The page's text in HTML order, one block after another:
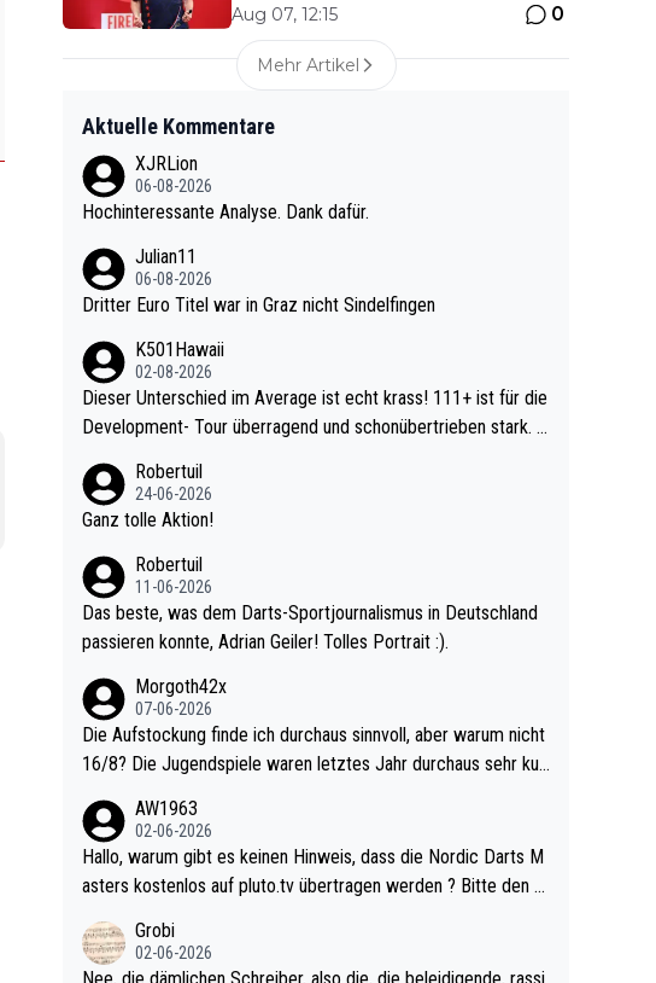
Aug 07, 12:15 0
Mehr Artikel
Aktuelle Kommentare
XJRLion
06-08-2026
Hochinteressante Analyse. Dank dafür.
Julian11
06-08-2026
Dritter Euro Titel war in Graz nicht Sindelfingen
K501Hawaii
02-08-2026
Dieser Unterschied im Average ist echt krass! 111+ ist für die
Development- Tour überragend und schonübertrieben stark. U
e mal 40+ erst recht. Da gewinnst keinen Blumentopf - ist ja n
och krasser wie ein Pokalspiel eines Kreisligisten vs einem Bu
Robertuil
24-06-2026
Ganz tolle Aktion!
Robertuil
11-06-2026
Das beste, was dem Darts-Sportjournalismus in Deutschland
passieren konnte, Adrian Geiler! Tolles Portrait :).
Morgoth42x
07-06-2026
Die Aufstockung finde ich durchaus sinnvoll, aber warum nicht
16/8? Die Jugendspiele waren letztes Jahr durchaus sehr kur
l. Allerdings ist Mitchell Lawrie als Nummer 1 der Welt eh quali
fiziert. Somit ändert die automatische Qualifikation des Weltm
eisters erstmal nichts. Ich denke sie wollen damit für nächste
d wohl wenig WDF Turniere spielen. Dies war bei Archie Self l
etztes Jahr der Fall. Er musste als amtierender Weltmeister d
AW1963
02-06-2026
Hallo, warum gibt es keinen Hinweis, dass die Nordic Darts M
asters kostenlos auf pluto.tv übertragen werden ? Bitte den A
Grobi
02-06-2026